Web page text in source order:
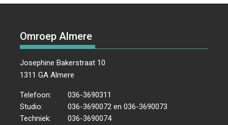
Omroep Almere
Josephine Bakerstraat 10
1311 GA Almere
Telefoon:
036-3690311
Studio:
036-3690072 en 036-3690073
Techniek:
036-3690074